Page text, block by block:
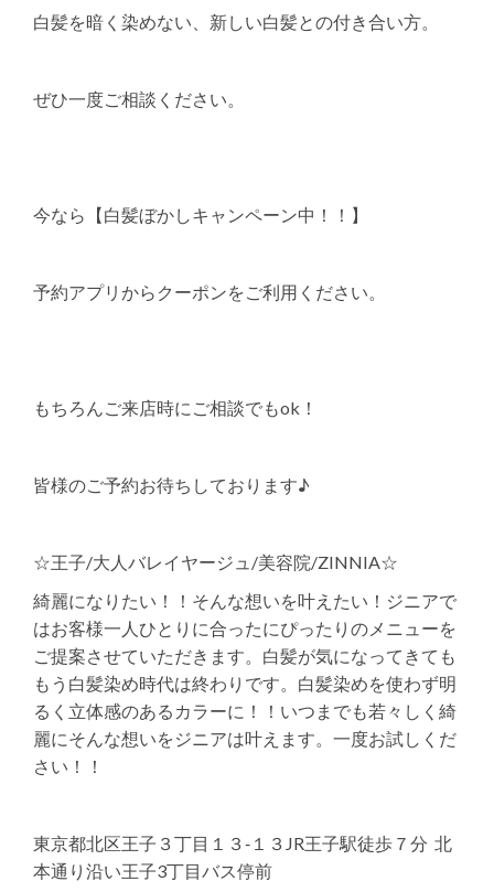
白髪を暗く染めない、新しい白髪との付き合い方。
ぜひ一度ご相談ください。
今なら【白髪ぼかしキャンペーン中！！】
予約アプリからクーポンをご利用ください。
もちろんご来店時にご相談でもok！
皆様のご予約お待ちしております♪
☆王子/大人バレイヤージュ/美容院/ZINNIA☆
綺麗になりたい！！そんな想いを叶えたい！ジニアで
はお客様一人ひとりに合ったにぴったりのメニューを
ご提案させていただきます。白髪が気になってきても
もう白髪染め時代は終わりです。白髪染めを使わず明
るく立体感のあるカラーに！！いつまでも若々しく綺
麗にそんな想いをジニアは叶えます。一度お試しくだ
さい！！
東京都北区王子３丁目１３‐１３JR王子駅徒歩７分 北
本通り沿い王子3丁目バス停前